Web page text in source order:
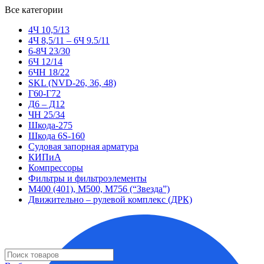
Все категории
4Ч 10,5/13
4Ч 8,5/11 – 6Ч 9.5/11
6-8Ч 23/30
6Ч 12/14
6ЧН 18/22
SKL (NVD-26, 36, 48)
Г60-Г72
Д6 – Д12
ЧН 25/34
Шкода-275
Шкода 6S-160
Судовая запорная арматура
КИПиА
Компрессоры
Фильтры и фильтроэлементы
М400 (401), М500, М756 (“Звезда”)
Движительно – рулевой комплекс (ДРК)